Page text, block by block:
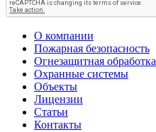
О компании
Пожарная безопасность
Огнезащитная обработка
Охранные системы
Объекты
Лицензии
Статьи
Контакты